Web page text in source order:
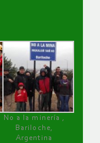
No a la minería ,
Bariloche,
Argentina